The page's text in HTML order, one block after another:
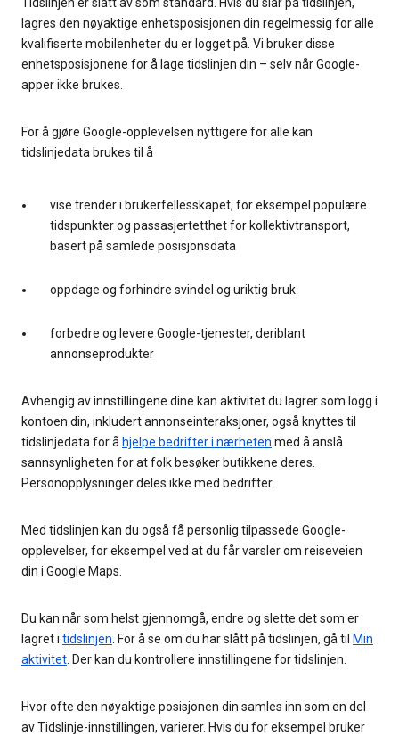
Tidslinjen er slått av som standard. Hvis du slår på tidslinjen,
lagres den nøyaktige enhetsposisjonen din regelmessig for alle
kvalifiserte mobilenheter du er logget på. Vi bruker disse
enhetsposisjonene for å lage tidslinjen din – selv når Google-
apper ikke brukes.
For å gjøre Google-opplevelsen nyttigere for alle kan
tidslinjedata brukes til å
vise trender i brukerfellesskapet, for eksempel populære
tidspunkter og passasjertetthet for kollektivtransport,
basert på samlede posisjonsdata
oppdage og forhindre svindel og uriktig bruk
forbedre og levere Google-tjenester, deriblant
annonseprodukter
Avhengig av innstillingene dine kan aktivitet du lagrer som logg i
kontoen din, inkludert annonseinteraksjoner, også knyttes til
tidslinjedata for å hjelpe bedrifter i nærheten med å anslå
sannsynligheten for at folk besøker butikkene deres.
Personopplysninger deles ikke med bedrifter.
Med tidslinjen kan du også få personlig tilpassede Google-
opplevelser, for eksempel ved at du får varsler om reiseveien
din i Google Maps.
Du kan når som helst gjennomgå, endre og slette det som er
lagret i tidslinjen. For å se om du har slått på tidslinjen, gå til Min
aktivitet. Der kan du kontrollere innstillingene for tidslinjen.
Hvor ofte den nøyaktige posisjonen din samles inn som en del
av Tidslinje-innstillingen, varierer. Hvis du for eksempel bruker